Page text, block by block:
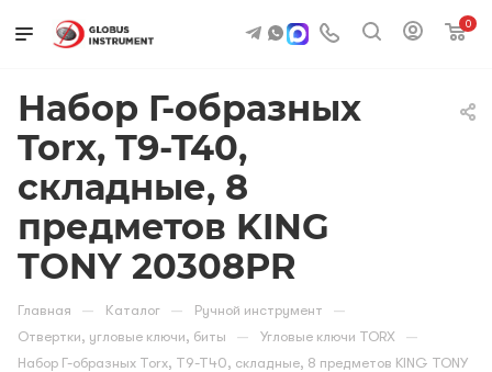
0
Набор Г-образных
Torx, T9-T40,
складные, 8
предметов KING
TONY 20308PR
Главная — Каталог — Ручной инструмент —
Отвертки, угловые ключи, биты — Угловые ключи TORX —
Набор Г-образных Torx, T9-T40, складные, 8 предметов KING TONY